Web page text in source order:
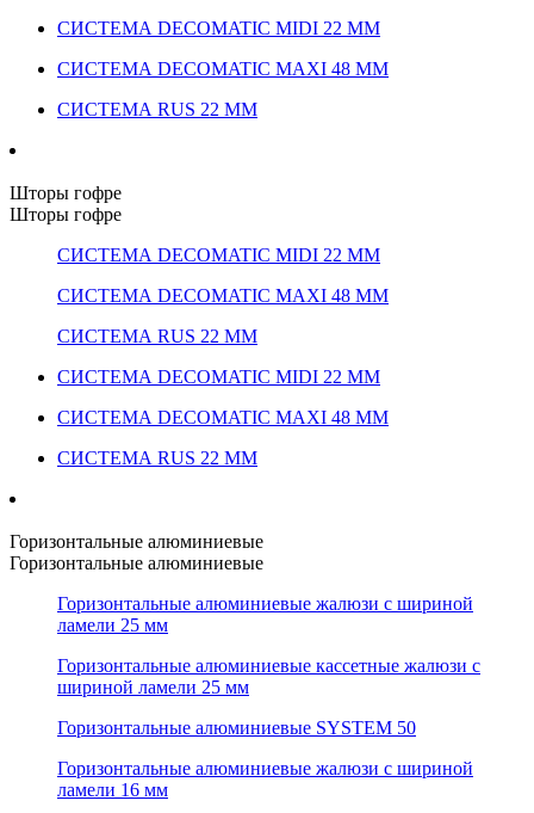
СИСТЕМА DECOMATIC MIDI 22 ММ
СИСТЕМА DECOMATIC MAXI 48 ММ
СИСТЕМА RUS 22 ММ
Шторы гофре
Шторы гофре
СИСТЕМА DECOMATIC MIDI 22 ММ
СИСТЕМА DECOMATIC MAXI 48 ММ
СИСТЕМА RUS 22 ММ
СИСТЕМА DECOMATIC MIDI 22 ММ
СИСТЕМА DECOMATIC MAXI 48 ММ
СИСТЕМА RUS 22 ММ
Горизонтальные алюминиевые
Горизонтальные алюминиевые
Горизонтальные алюминиевые жалюзи с шириной
ламели 25 мм
Горизонтальные алюминиевые кассетные жалюзи с
шириной ламели 25 мм
Горизонтальные алюминиевые SYSTEM 50
Горизонтальные алюминиевые жалюзи с шириной
ламели 16 мм